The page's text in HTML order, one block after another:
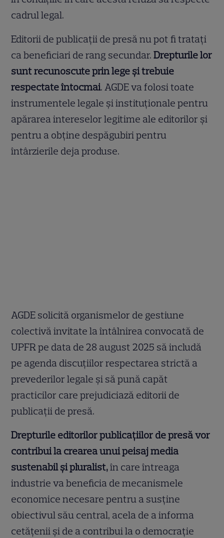
cadrul legal.
Editorii de publicații de presă nu pot fi tratați
ca beneficiari de rang secundar.Drepturile lor
sunt recunoscute prin lege și trebuie
respectate întocmai. AGDE va folosi toate
instrumentele legale și instituționale pentru
apărarea intereselor legitime ale editorilor și
pentru a obține despăgubiri pentru
întârzierile deja produse.
AGDE solicită organismelor de gestiune
colectivă invitate la întâlnirea convocată de
UPFR pe data de 28 august 2025 să includă
pe agenda discuțiilor respectarea strictă a
prevederilor legale și să pună capăt
practicilor care prejudiciază editorii de
publicații de presă.
Drepturile editorilor publicațiilor de presă vor
contribui la crearea unui peisaj media
sustenabil și pluralist,în care întreaga
industrie va beneficia de mecanismele
economice necesare pentru a susţine
obiectivul său central, acela de a informa
cetățenii și de a contribui la o democrație